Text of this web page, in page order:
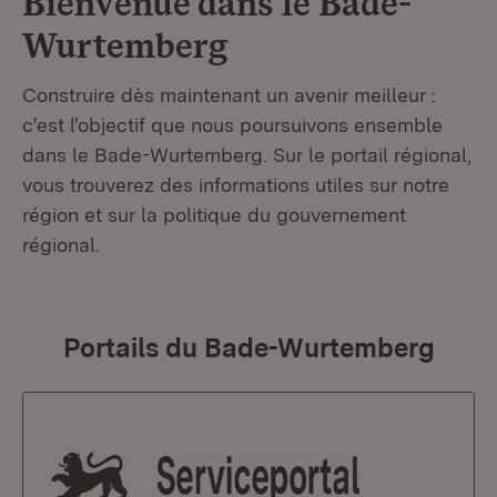
Wurtemberg
Construire dès maintenant un avenir meilleur :
c'est l'objectif que nous poursuivons ensemble
dans le Bade-Wurtemberg. Sur le portail régional,
vous trouverez des informations utiles sur notre
région et sur la politique du gouvernement
régional.
Portails du Bade-Wurtemberg